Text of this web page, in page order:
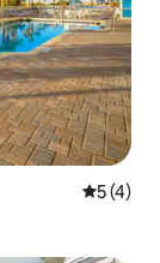
5 (4)